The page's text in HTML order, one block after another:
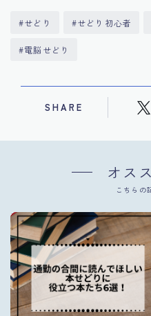
#せどり #せどり初心者
#電脳せどり
SHARE
オス
こちらの